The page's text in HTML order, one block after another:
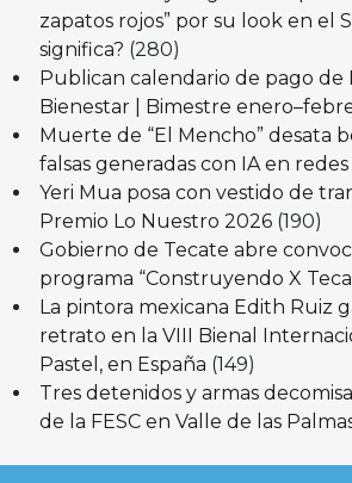
zapatos rojos” por su look en el
significa? (280)
Publican calendario de pago de
Bienestar | Bimestre
Muerte de “El Mencho” desata
falsas generadas con IA en redes
Yeri Mua posa con vestido de
Premio Lo Nuestro 2026 (190)
Gobierno de Tecate abre
programa “Construyendo X
La pintora mexicana Edith Ruiz
retrato en la VIII Bienal
Pastel, en España (149)
Tres detenidos y armas
de la FESC en Valle de las